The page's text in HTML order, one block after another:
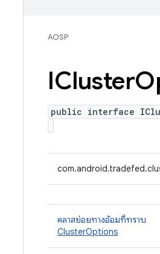
AOSP
ICluster
public interface
คลาสย่อยทางอ้อมที่ทราบ
ClusterOptions